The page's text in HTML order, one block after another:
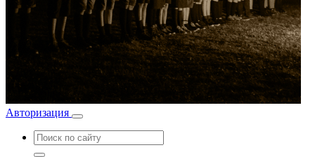
Авторизация